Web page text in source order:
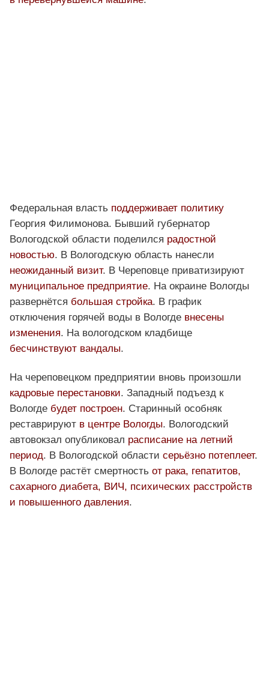
Федеральная власть поддерживает политику
Георгия Филимонова. Бывший губернатор
Вологодской области поделился радостной
новостью. В Вологодскую область нанесли
неожиданный визит. В Череповце приватизируют
муниципальное предприятие. На окраине Вологды
развернётся большая стройка. В график
отключения горячей воды в Вологде внесены
изменения. На вологодском кладбище
бесчинствуют вандалы.
На череповецком предприятии вновь произошли
кадровые перестановки. Западный подъезд к
Вологде будет построен. Старинный особняк
реставрируют в центре Вологды. Вологодский
автовокзал опубликовал расписание на летний
период. В Вологодской области серьёзно потеплеет.
В Вологде растёт смертность от рака, гепатитов,
сахарного диабета, ВИЧ, психических расстройств
и повышенного давления.